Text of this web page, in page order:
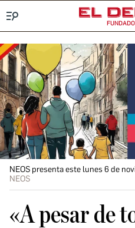
NEOS presenta este lunes 6 de
NEOS
«A pesar de